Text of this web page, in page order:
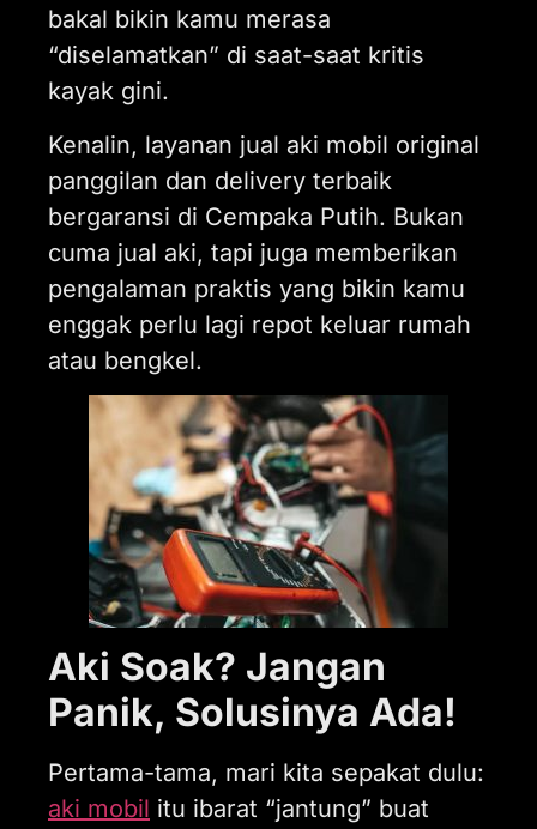
bakal bikin kamu merasa
“diselamatkan” di saat-saat kritis
kayak gini.
Kenalin, layanan jual aki mobil original
panggilan dan delivery terbaik
bergaransi di Cempaka Putih. Bukan
cuma jual aki, tapi juga memberikan
pengalaman praktis yang bikin kamu
enggak perlu lagi repot keluar rumah
atau bengkel.
Aki Soak? Jangan
Panik, Solusinya Ada!
Pertama-tama, mari kita sepakat dulu:
aki mobil itu ibarat “jantung” buat